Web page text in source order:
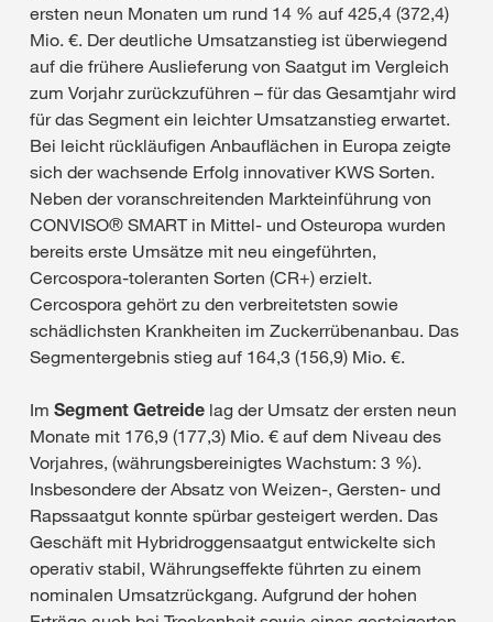
ersten neun Monaten um rund 14 % auf 425,4 (372,4)
Mio. €. Der deutliche Umsatzanstieg ist überwiegend
auf die frühere Auslieferung von Saatgut im Vergleich
zum Vorjahr zurückzuführen – für das Gesamtjahr wird
für das Segment ein leichter Umsatzanstieg erwartet.
Bei leicht rückläufigen Anbauflächen in Europa zeigte
sich der wachsende Erfolg innovativer KWS Sorten.
Neben der voranschreitenden Markteinführung von
CONVISO® SMART in Mittel- und Osteuropa wurden
bereits erste Umsätze mit neu eingeführten,
Cercospora-toleranten Sorten (CR+) erzielt.
Cercospora gehört zu den verbreitetsten sowie
schädlichsten Krankheiten im Zuckerrübenanbau. Das
Segmentergebnis stieg auf 164,3 (156,9) Mio. €.
Im Segment Getreide lag der Umsatz der ersten neun
Monate mit 176,9 (177,3) Mio. € auf dem Niveau des
Vorjahres, (währungsbereinigtes Wachstum: 3 %).
Insbesondere der Absatz von Weizen-, Gersten- und
Rapssaatgut konnte spürbar gesteigert werden. Das
Geschäft mit Hybridroggensaatgut entwickelte sich
operativ stabil, Währungseffekte führten zu einem
nominalen Umsatzrückgang. Aufgrund der hohen